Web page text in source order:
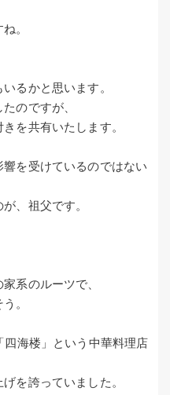
。
るかと思います。
のですが、
を共有いたします。
を受けているのではない
、祖父です。
系のルーツで、
。
海楼」という中華料理店
を誇っていました。